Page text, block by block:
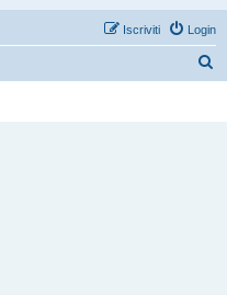
Login
Iscriviti